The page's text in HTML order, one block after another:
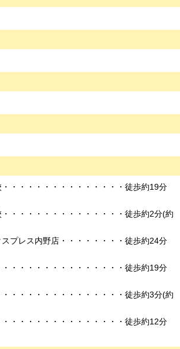
・・・・・・・・・・・・・・徒歩約19分
・・・・・・・・・・・・・・徒歩約2分(約
プレス内野店・・・・・・・・徒歩約24分
・・・・・・・・・・・・・・徒歩約19分
・・・・・・・・・・・・・・徒歩約3分(約
・・・・・・・・・・・・・・徒歩約12分